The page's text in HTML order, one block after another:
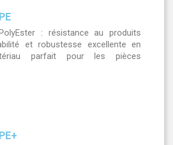
: résistance au produits
et robustesse excellente en
parfait pour les pièces